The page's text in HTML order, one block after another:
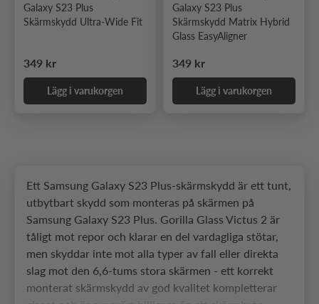
Galaxy S23 Plus
Skärmskydd Ultra-Wide Fit
Ordinarie pris
349 kr
Lägg i varukorgen
Galaxy S23 Plus
Skärmskydd Matrix Hybrid
Glass EasyAligner
Ordinarie pris
349 kr
Lägg i varukorgen
Ett Samsung Galaxy S23 Plus-skärmskydd är ett tunt,
utbytbart skydd som monteras på skärmen på
Samsung Galaxy S23 Plus. Gorilla Glass Victus 2 är
tåligt mot repor och klarar en del vardagliga stötar,
men skyddar inte mot alla typer av fall eller direkta
slag mot den 6,6-tums stora skärmen - ett korrekt
monterat skärmskydd av god kvalitet kompletterar